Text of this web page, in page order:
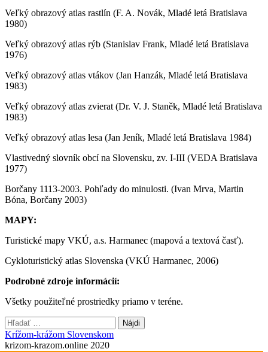
Veľký obrazový atlas rastlín (F. A. Novák, Mladé letá Bratislava
1980)
Veľký obrazový atlas rýb (Stanislav Frank, Mladé letá Bratislava
1976)
Veľký obrazový atlas vtákov (Jan Hanzák, Mladé letá Bratislava
1983)
Veľký obrazový atlas zvierat (Dr. V. J. Staněk, Mladé letá Bratislava
1983)
Veľký obrazový atlas lesa (Jan Jeník, Mladé letá Bratislava 1984)
Vlastivedný slovník obcí na Slovensku, zv. I-III (VEDA Bratislava
1977)
Borčany 1113-2003. Pohľady do minulosti. (Ivan Mrva, Martin
Bóna, Borčany 2003)
MAPY:
Turistické mapy VKÚ, a.s. Harmanec (mapová a textová časť).
Cykloturistický atlas Slovenska (VKÚ Harmanec, 2006)
Podrobné zdroje informácií:
Všetky použiteľné prostriedky priamo v teréne.
Hľadať:
Krížom-krážom Slovenskom
krizom-krazom.online 2020